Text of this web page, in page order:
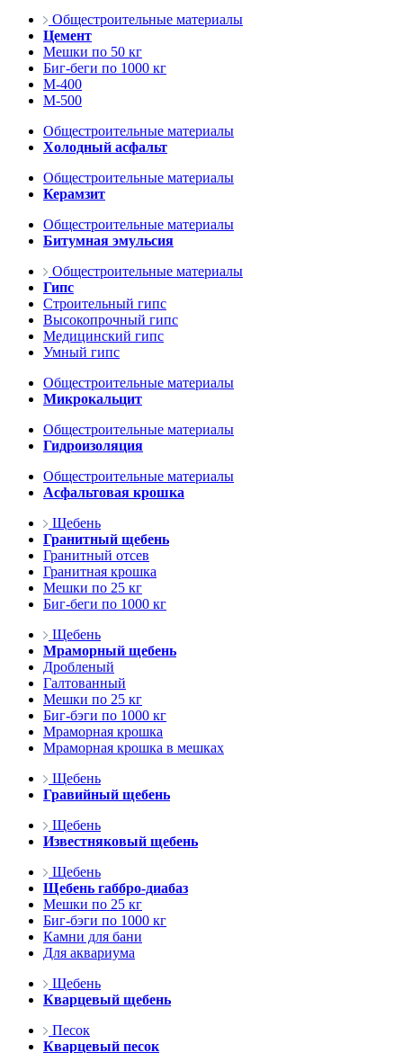
Общестроительные материалы
Цемент
Мешки по 50 кг
Биг-беги по 1000 кг
М-400
М-500
Общестроительные материалы
Холодный асфальт
Общестроительные материалы
Керамзит
Общестроительные материалы
Битумная эмульсия
Общестроительные материалы
Гипс
Строительный гипс
Высокопрочный гипс
Медицинский гипс
Умный гипс
Общестроительные материалы
Микрокальцит
Общестроительные материалы
Гидроизоляция
Общестроительные материалы
Асфальтовая крошка
Щебень
Гранитный щебень
Гранитный отсев
Гранитная крошка
Мешки по 25 кг
Биг-беги по 1000 кг
Щебень
Мраморный щебень
Дробленый
Галтованный
Мешки по 25 кг
Биг-бэги по 1000 кг
Мраморная крошка
Мраморная крошка в мешках
Щебень
Гравийный щебень
Щебень
Известняковый щебень
Щебень
Щебень габбро-диабаз
Мешки по 25 кг
Биг-бэги по 1000 кг
Камни для бани
Для аквариума
Щебень
Кварцевый щебень
Песок
Кварцевый песок